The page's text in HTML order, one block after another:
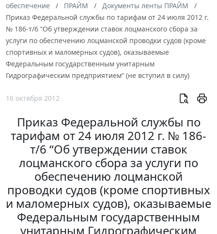
обеспечение
ПРАЙМ
Документы ленты ПРАЙМ
Приказ Федеральной службы по тарифам от 24 июля 2012 г.
№ 186-т/6 “Об утверждении ставок лоцманского сбора за
услуги по обеспечению лоцманской проводки судов (кроме
спортивных и маломерных судов), оказываемые
Федеральным государственным унитарным
Гидрографическим предприятием” (не вступил в силу)
16 октября 2012
Приказ Федеральной службы по
тарифам от 24 июля 2012 г. № 186-
т/6 “Об утверждении ставок
лоцманского сбора за услуги по
обеспечению лоцманской
проводки судов (кроме спортивных
и маломерных судов), оказываемые
Федеральным государственным
унитарным Гидрографическим